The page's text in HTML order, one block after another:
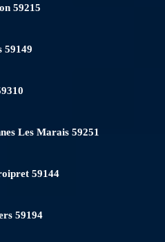
59215
59149
Les Marais 59251
59144
59194